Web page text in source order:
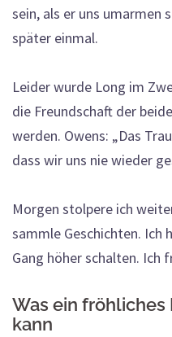
sein, als er uns umarmen
später einmal.
Leider wurde Long im
die Freundschaft der
werden. Owens: „Das
dass wir uns nie wieder
Morgen stolpere ich
sammle Geschichten. Ich
Gang höher schalten. Ich
Was ein
kann